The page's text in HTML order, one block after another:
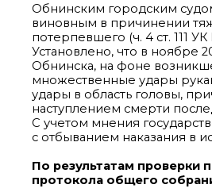
Обнинским городским
виновным в причинении
потерпевшего (ч. 4 ст. 111
Установлено, что в ноябре
Обнинска, на фоне
множественные удары
удары в область головы,
наступлением смерти
С учетом мнения
с отбыванием наказания в
По результатам
протокола общего